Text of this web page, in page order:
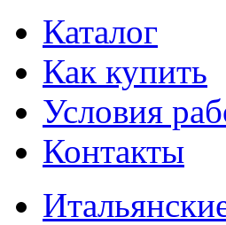
Каталог
Как купить
Условия
Контакты